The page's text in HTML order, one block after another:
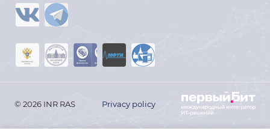
© 2026 INR RAS Privacy policy